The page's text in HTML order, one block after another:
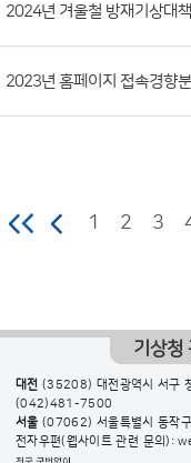
2024년 겨울철 방재기상대책
2023년 홈페이지 접속경향
1 2 3
기상청
대전 (35208) 대전광역시 서구
(042)481-7500
서울 (07062) 서울특별시 동작
전자우편(웹사이트 관련 문의):